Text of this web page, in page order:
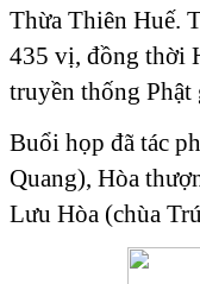
Thừa Thiên Huế.
435 vị, đồng thời
truyền thống Phật
Buổi họp đã tác
Quang), Hòa
Lưu Hòa (chùa